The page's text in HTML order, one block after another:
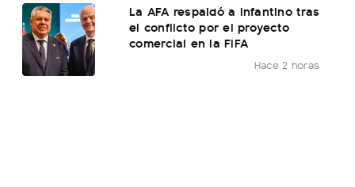
La AFA respaldó a Infantino tras
el conflicto por el proyecto
comercial en la FIFA
Hace 2 horas